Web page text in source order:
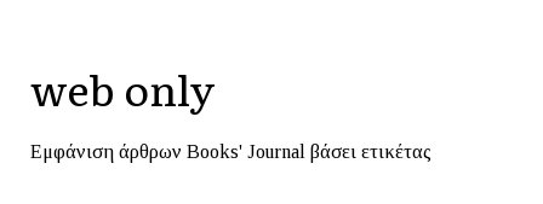
web only
Εμφάνιση άρθρων Books' Journal βάσει ετικέτας